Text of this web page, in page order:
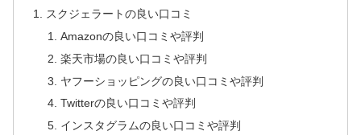
スクジェラートの良い口コミ
Amazonの良い口コミや評判
楽天市場の良い口コミや評判
ヤフーショッピングの良い口コミや評判
Twitterの良い口コミや評判
インスタグラムの良い口コミや評判